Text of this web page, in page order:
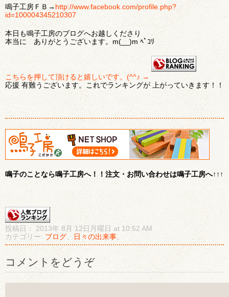
鳴子工房ＦＢ→http://www.facebook.com/profile.php?
id=100004345210307
本日も鳴子工房のブログへお越しくださり
本当に ありがとうございます。m(__)m ﾍﾟｺﾘ
こちらを押して頂けると嬉しいです。(^^♪ →
応援 有難うございます。これでランキングが 上がっていきます！！
鳴子のことなら鳴子工房へ！！注文・お問い合わせは鳴子工房へ↑↑↑
投稿日： 2013年 8月 12日月曜日 at 10:52 AM
カテゴリー: ブログ、 日々の出来事。
コメントをどうぞ